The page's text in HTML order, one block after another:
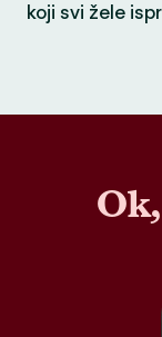
koji svi žele